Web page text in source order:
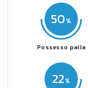
50
Possesso palla
22